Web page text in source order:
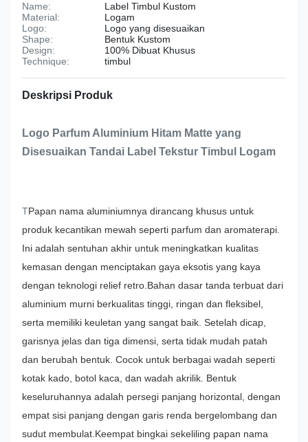
Name:
Label Timbul Kustom
Material:
Logam
Logo:
Logo yang disesuaikan
Shape:
Bentuk Kustom
Design:
100% Dibuat Khusus
Technique:
timbul
Deskripsi Produk
Logo Parfum Aluminium Hitam Matte yang
Disesuaikan Tandai Label Tekstur Timbul Logam
TPapan nama aluminiumnya dirancang khusus untuk
produk kecantikan mewah seperti parfum dan aromaterapi.
Ini adalah sentuhan akhir untuk meningkatkan kualitas
kemasan dengan menciptakan gaya eksotis yang kaya
dengan teknologi relief retro. Bahan dasar tanda terbuat dari
aluminium murni berkualitas tinggi, ringan dan fleksibel,
serta memiliki keuletan yang sangat baik. Setelah dicap,
garisnya jelas dan tiga dimensi, serta tidak mudah patah
dan berubah bentuk. Cocok untuk berbagai wadah seperti
kotak kado, botol kaca, dan wadah akrilik. Bentuk
keseluruhannya adalah persegi panjang horizontal, dengan
empat sisi panjang dengan garis renda bergelombang dan
sudut membulat. Keempat bingkai sekeliling papan nama